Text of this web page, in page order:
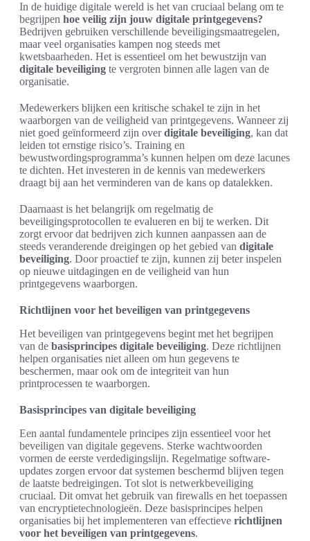
In de huidige digitale wereld is het van cruciaal belang om te
begrijpen hoe veilig zijn jouw digitale printgegevens?
Bedrijven gebruiken verschillende beveiligingsmaatregelen,
maar veel organisaties kampen nog steeds met
kwetsbaarheden. Het is essentieel om het bewustzijn van
digitale beveiliging te vergroten binnen alle lagen van de
organisatie.
Medewerkers blijken een kritische schakel te zijn in het
waarborgen van de veiligheid van printgegevens. Wanneer zij
niet goed geïnformeerd zijn overdigitale beveiliging, kan dat
leiden tot ernstige risico’s. Training en
bewustwordingsprogramma’s kunnen helpen om deze lacunes
te dichten. Het investeren in de kennis van medewerkers
draagt bij aan het verminderen van de kans op datalekken.
Daarnaast is het belangrijk om regelmatig de
beveiligingsprotocollen te evalueren en bij te werken. Dit
zorgt ervoor dat bedrijven zich kunnen aanpassen aan de
steeds veranderende dreigingen op het gebied van digitale
beveiliging. Door proactief te zijn, kunnen zij beter inspelen
op nieuwe uitdagingen en de veiligheid van hun
printgegevens waarborgen.
Richtlijnen voor het beveiligen van printgegevens
Het beveiligen van printgegevens begint met het begrijpen
van de basisprincipes digitale beveiliging. Deze richtlijnen
helpen organisaties niet alleen om hun gegevens te
beschermen, maar ook om de integriteit van hun
printprocessen te waarborgen.
Basisprincipes van digitale beveiliging
Een aantal fundamentele principes zijn essentieel voor het
beveiligen van digitale gegevens. Sterke wachtwoorden
vormen de eerste verdedigingslijn. Regelmatige software-
updates zorgen ervoor dat systemen beschermd blijven tegen
de laatste bedreigingen. Tot slot is netwerkbeveiliging
cruciaal. Dit omvat het gebruik van firewalls en het toepassen
van encryptietechnologieën. Deze basisprincipes helpen
organisaties bij het implementeren van effectieve richtlijnen
voor het beveiligen van printgegevens.